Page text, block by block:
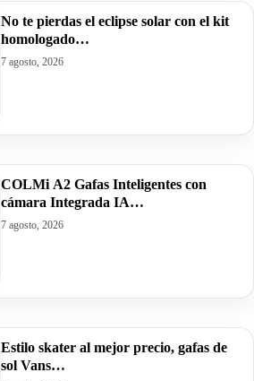
No te pierdas el eclipse solar con el kit
homologado…
7 agosto, 2026
COLMi A2 Gafas Inteligentes con
cámara Integrada IA…
7 agosto, 2026
Estilo skater al mejor precio, gafas de
sol Vans…